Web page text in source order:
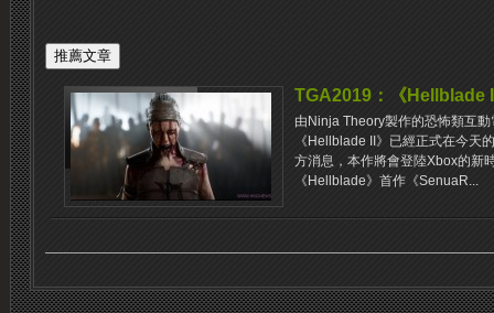
TGA2019：《Hellblade
由Ninja Theory製作的恐怖類互
《Hellblade II》已經正式在今天
方消息，本作將會登陸Xbox的新
《Hellblade》首作《SenuaR...